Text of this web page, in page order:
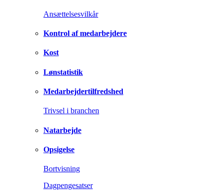
Ansættelsesvilkår
Kontrol af medarbejdere
Kost
Lønstatistik
Medarbejdertilfredshed
Trivsel i branchen
Natarbejde
Opsigelse
Bortvisning
Dagpengesatser